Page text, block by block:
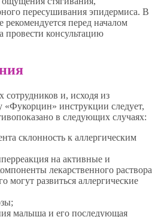
пересушивания эпидермиса. В
рекомендуется перед началом
провести консультацию
и, исходя из
«Фукорцин» инструкции следует,
в следующих случаях:
склонность к аллергическим
на активные и
лекарственного раствора
могут развиться аллергические
малыша и его последующая